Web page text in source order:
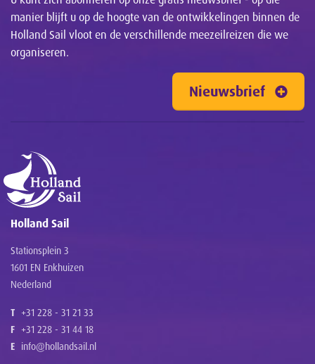
manier blijft u op de hoogte van de ontwikkelingen binnen de
Holland Sail vloot en de verschillende meezeilreizen die we
organiseren.
Nieuwsbrief
Holland Sail
Stationsplein 3
1601 EN Enkhuizen
Nederland
T +31 228 - 31 21 33
F +31 228 - 31 44 18
E info@hollandsail.nl